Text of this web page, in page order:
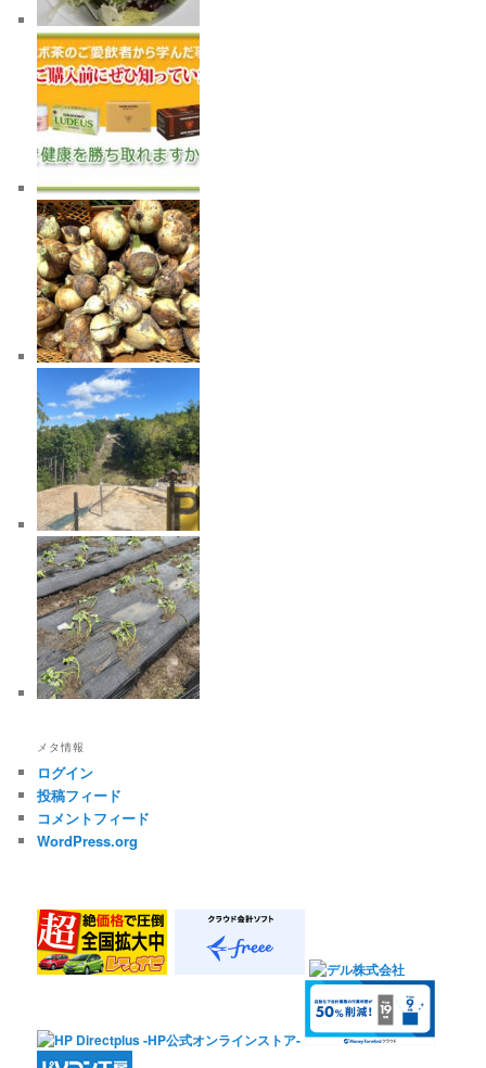
メタ情報
ログイン
投稿フィード
コメントフィード
WordPress.org